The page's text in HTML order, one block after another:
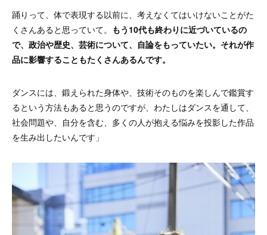
踊りって、体で表現する以前に、考えなくてはいけないことがた
くさんあると思っていて。 もう10代も終わりに近づいているの
で、政治や歴史、芸術について、自論をもっていたい。それが作
品に影響することもたくさんあるんです。
ダンスには、鍛えられた身体や、技術そのものを楽しんで鑑賞す
るという方法もあると思うのですが、わたしはダンスを通して、
社会問題や、自分を含む、多くの人が抱える悩みを投影した作品
を生み出したいんです」